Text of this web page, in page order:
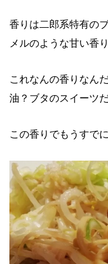
香りは二郎系特有の
メルのような甘い香
これなんの香りなん
油？ブタのスイーツだ
この香りでもうすで